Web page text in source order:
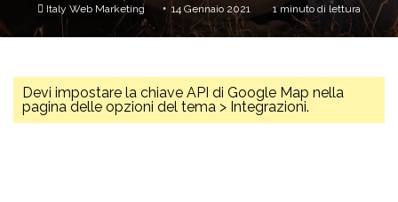
Italy Web Marketing
Invia
un'email
14 Gennaio 2021 1 minuto di lettura
Devi impostare la chiave API di Google Map nella
pagina delle opzioni del tema > Integrazioni.